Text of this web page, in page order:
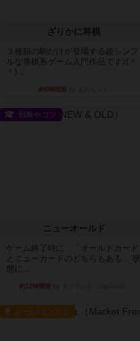
ざりかに将棋
３種類の駒だけが登場する超シンプ
ルな将棋系ゲーム入門作品です♪(＾
＾)...
約6時間前
戦略やコツ
ニューオールド
ゲーム終了時に、「オールドカード
とニューカードのどちらもある」 状
態に...
約12時間前
ルール/インスト